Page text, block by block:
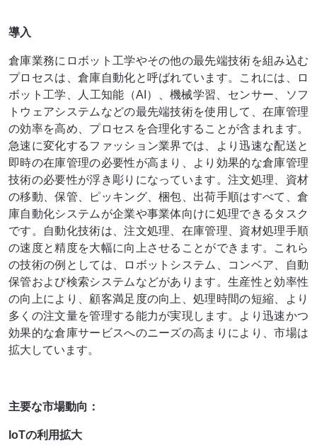
導入
倉庫業務にロボット工学やその他の最先端技術を組み込む
プロセスは、倉庫自動化と呼ばれています。これには、ロ
ボット工学、人工知能（AI）、機械学習、センサー、ソフ
トウェアシステムなどの最先端技術を使用して、在庫管理
の効率を高め、プロセスを合理化することが含まれます。
急速に変化するファッション業界では、より迅速な配送と
即時の在庫管理の必要性が高まり、より効果的な倉庫管理
技術の必要性が浮き彫りになっています。注文処理、資材
の移動、保管、ピッキング、梱包、出荷手順はすべて、倉
庫自動化システムが企業や事業体向けに処理できるタスク
です。自動化技術は、注文処理、在庫管理、資材処理手順
の速度と精度を大幅に向上させることができます。これら
の技術の例としては、ロボットシステム、コンベア、自動
保管および検索システムなどがあります。生産性と効率性
の向上により、顧客満足度の向上、処理時間の短縮、より
多くの注文量を管理する能力が実現します。より迅速かつ
効果的な倉庫サービスへのニーズの高まりにより、市場は
拡大しています。
主要な市場動向：
IoTの利用拡大